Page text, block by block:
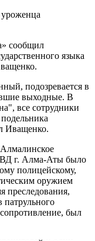
сообщил
языка
подозревается в
выходные. В
все сотрудники
Иващенко.
г. Алма-Аты было
полицейскому,
оружием
преследования,
был